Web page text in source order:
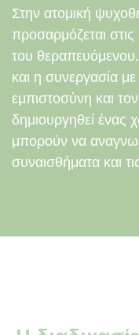
Στην ατομική
προσαρμόζεται
του θεραπευόμενου.
και η συνεργασία
εμπιστοσύνη και
δημιουργηθεί ένας
μπορούν να
συναισθήματα και